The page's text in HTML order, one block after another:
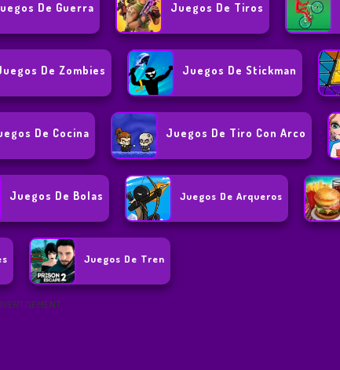
De Guerra Juegos De Tiros
De Zombies Juegos De Stickman
De Cocina Juegos De Tiro Con Arco
Juegos De Bolas Juegos De Arqueros
Juegos De Tren